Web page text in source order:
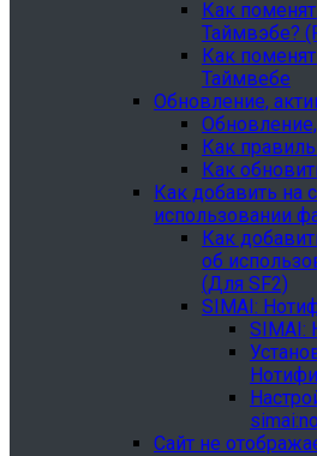
Как
Таймвэбе?
Как
Таймвебе
Обновление,
Как
Как
Как добавить на
использовании
Как
об
(Для SF2)
SIMAI:
SIMAI:
Сайт не